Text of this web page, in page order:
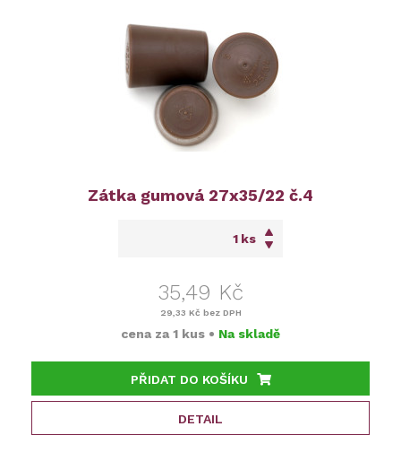
Zátka gumová 27x35/22 č.4
ks
35,49 Kč
29,33 Kč bez DPH
cena za 1 kus • Na skladě
PŘIDAT DO KOŠÍKU
DETAIL